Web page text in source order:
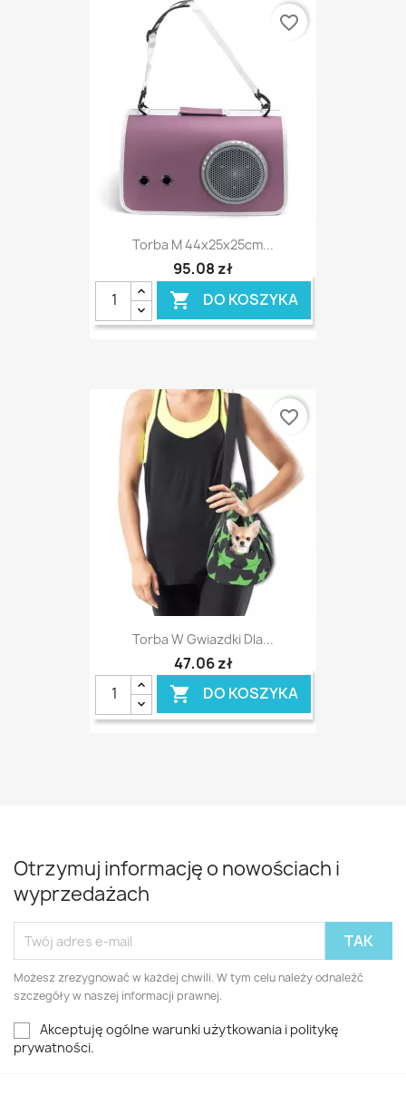
Torba M 44x25x25cm...
95,08 zł
 DO KOSZYKA
favorite_border
Torba W Gwiazdki Dla...
47,06 zł
 DO KOSZYKA
favorite_border
Otrzymuj informację o nowościach i
wyprzedażach
Możesz zrezygnować w każdej chwili. W tym celu należy odnaleźć
szczegóły w naszej informacji prawnej.
Akceptuję ogólne warunki użytkowania i politykę
prywatności.